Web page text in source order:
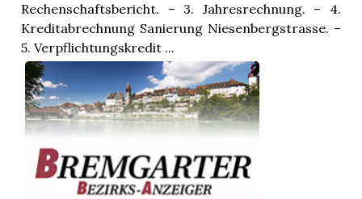
Rechenschaftsbericht. – 3. Jahresrechnung. – 4.
Kreditabrechnung Sanierung Niesenbergstrasse. –
5. Verpflichtungskredit ...